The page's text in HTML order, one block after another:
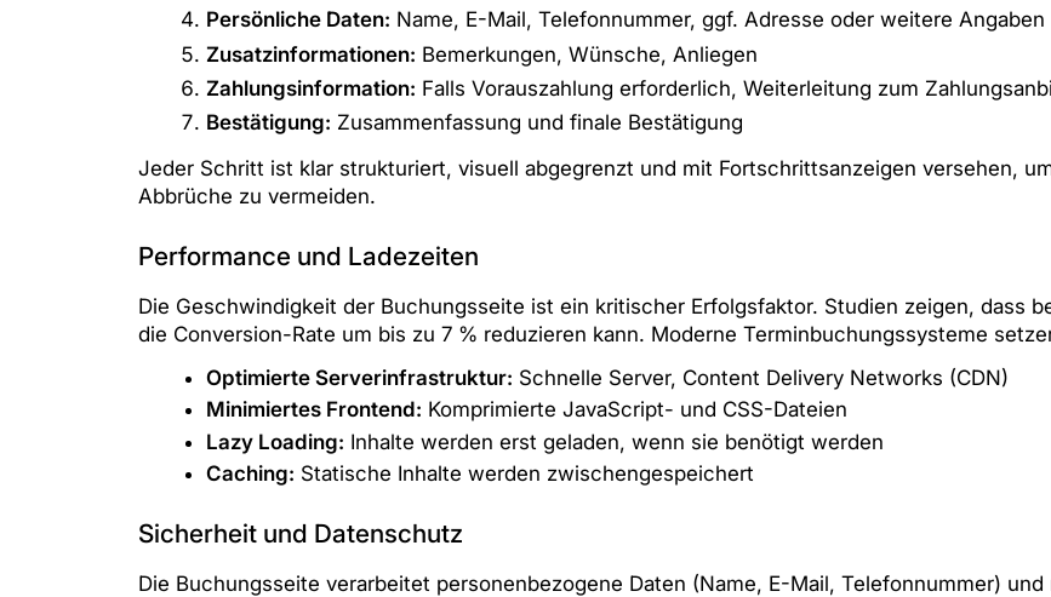
Persönliche Daten: Name, E-Mail, Telefonnummer, ggf. Adresse oder weitere Angaben
Zusatzinformationen: Bemerkungen, Wünsche, Anliegen
Zahlungsinformation: Falls Vorauszahlung erforderlich, Weiterleitung zum
Bestätigung: Zusammenfassung und finale Bestätigung
Jeder Schritt ist klar strukturiert, visuell abgegrenzt und mit Fortschrittsanzeigen versehen,
Abbrüche zu vermeiden.
Performance und Ladezeiten
Die Geschwindigkeit der Buchungsseite ist ein kritischer Erfolgsfaktor. Studien zeigen, dass
die Conversion-Rate um bis zu 7 % reduzieren kann. Moderne Terminbuchungssysteme
Optimierte Serverinfrastruktur: Schnelle Server, Content Delivery Networks (CDN)
Minimiertes Frontend: Komprimierte JavaScript- und CSS-Dateien
Lazy Loading: Inhalte werden erst geladen, wenn sie benötigt werden
Caching: Statische Inhalte werden zwischengespeichert
Sicherheit und Datenschutz
Die Buchungsseite verarbeitet personenbezogene Daten (Name, E-Mail, Telefonnummer)